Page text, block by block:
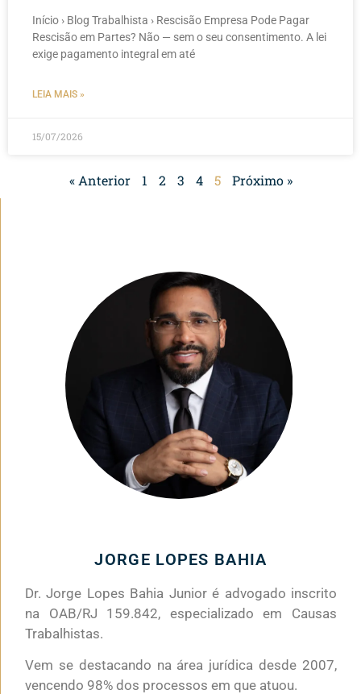
Início › Blog Trabalhista › Rescisão Empresa Pode Pagar
Rescisão em Partes? Não — sem o seu consentimento. A lei
exige pagamento integral em até
LEIA MAIS »
15/07/2026
« Anterior 1 2 3 4 5 Próximo »
JORGE LOPES BAHIA
Dr. Jorge Lopes Bahia Junior é advogado inscrito
na OAB/RJ 159.842, especializado em Causas
Trabalhistas.
Vem se destacando na área jurídica desde 2007,
vencendo 98% dos processos em que atuou.